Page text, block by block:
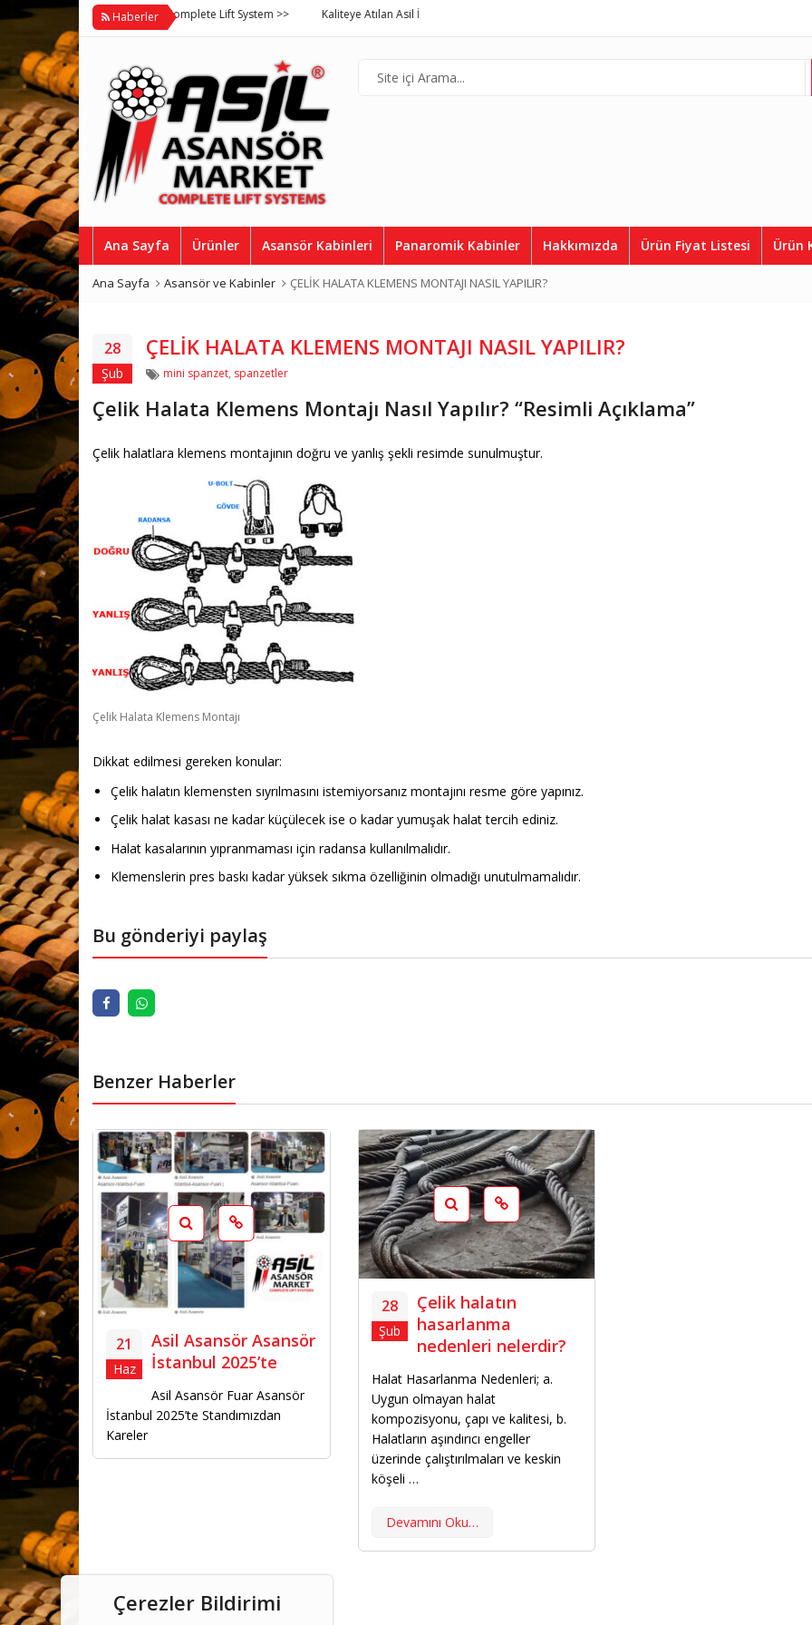
Haberler
Asil Asansör Market Complete Lift System >> Kaliteye Atılan Asil İmza, Asil Asansör
Ana Sayfa Ürünler Asansör Kabinleri Panaromik Kabinler Hakkımızda Ürün Fiyat Listesi Ürün
Ana Sayfa Asansör ve Kabinler ÇELİK HALATA KLEMENS MONTAJI NASIL YAPILIR?
28
Şub
ÇELİK HALATA KLEMENS MONTAJI NASIL YAPILIR?
Etiketler
mini spanzet, spanzetler
Çelik Halata Klemens Montajı Nasıl Yapılır? “Resimli Açıklama”
Çelik halatlara klemens montajının doğru ve yanlış şekli resimde sunulmuştur.
Çelik Halata Klemens Montajı
Dikkat edilmesi gereken konular:
Çelik halatın klemensten sıyrılmasını istemiyorsanız montajını resme göre yapınız.
Çelik halat kasası ne kadar küçülecek ise o kadar yumuşak halat tercih ediniz.
Halat kasalarının yıpranmaması için radansa kullanılmalıdır.
Klemenslerin pres baskı kadar yüksek sıkma özelliğinin olmadığı unutulmamalıdır.
Bu gönderiyi paylaş
Benzer Haberler
21
Haz
Asil Asansör Asansör
İstanbul 2025’te
Asil Asansör Fuar Asansör
İstanbul 2025’te Standımızdan
Kareler
28
Şub
Çelik halatın
hasarlanma
nedenleri nelerdir?
Halat Hasarlanma Nedenleri; a.
Uygun olmayan halat
kompozisyonu, çapı ve kalitesi, b.
Halatların aşındırıcı engeller
üzerinde çalıştırılmaları ve keskin
köşeli …
Devamını Oku…
KLEMENS MONTAJI
Çerezler Bildirimi